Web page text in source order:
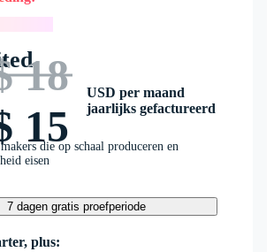
18
15
USD per maand
jaarlijks gefactureerd
die op schaal produceren en
eisen
7 dagen gratis proefperiode
plus: